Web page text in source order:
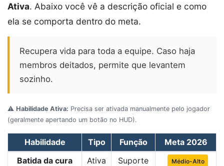
Ativa. Abaixo você vê a descrição oficial e como
ela se comporta dentro do meta.
Recupera vida para toda a equipe. Caso haja
membros deitados, permite que levantem
sozinho.
⚠️ Habilidade Ativa: Precisa ser ativada manualmente pelo jogador
(geralmente apertando um botão no HUD).
Habilidade Tipo Função
Meta 2026
Batida da cura
Ativa Suporte Médio-Alto